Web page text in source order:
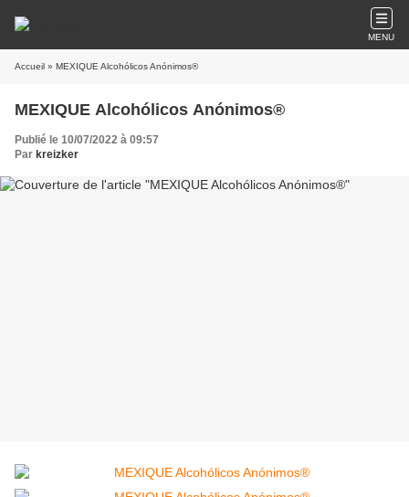
MENU
Accueil » MEXIQUE Alcohólicos Anónimos®
MEXIQUE Alcohólicos Anónimos®
Publié le 10/07/2022 à 09:57
Par kreizker